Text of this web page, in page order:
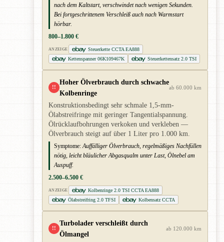
nach dem Kaltstart, verschwindet nach wenigen Sekunden.
Bei fortgeschrittenem Verschleiß auch nach Warmstart
hörbar.
800–1.800 €
ANZEIGE
Steuerkette CCTA EA888
Kettenspanner 06K109467K
Steuerkettensatz 2.0 TSI
!!
Hoher Ölverbrauch durch schwache
Kolbenringe
ab 60.000 km
Konstruktionsbedingt sehr schmale 1,5-mm-
Ölabstreifringe mit geringer Tangentialspannung.
Ölrücklaufbohrungen verkoken und verkleben —
Ölverbrauch steigt auf über 1 Liter pro 1.000 km.
Symptome: Auffälliger Ölverbrauch, regelmäßiges Nachfüllen
nötig, leicht bläulicher Abgasqualm unter Last, Ölnebel am
Auspuff.
2.500–6.500 €
ANZEIGE
Kolbenringe 2.0 TSI CCTA EA888
Ölabstreifring 2.0 TFSI
Kolbensatz CCTA
!!
Turbolader verschleißt durch
Ölmangel
ab 120.000 km